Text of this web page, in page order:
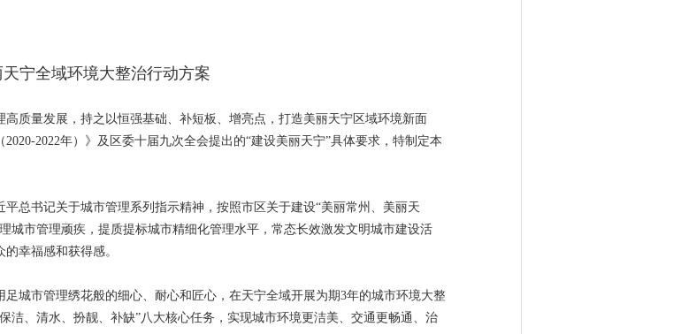
天宁全域环境大整治行动方案
质量发展，持之以恒强基础、补短板、增亮点，打造美丽天宁区域环境新面
2022年）》及区委十届九次全会提出的“建设美丽天宁”具体要求，特制定本
总书记关于城市管理系列指示精神，按照市区关于建设“美丽常州、美丽天
城市管理顽疾，提质提标城市精细化管理水平，常态长效激发文明城市建设活
幸福感和获得感。
城市管理绣花般的细心、耐心和匠心，在天宁全域开展为期3年的城市环境大整
洁、清水、扮靓、补缺”八大核心任务，实现城市环境更洁美、交通更畅通、治